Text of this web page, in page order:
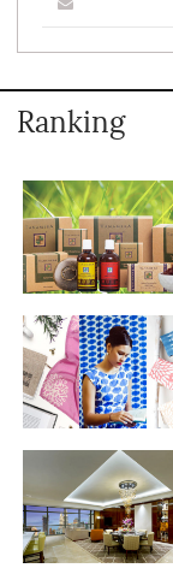
Ranking